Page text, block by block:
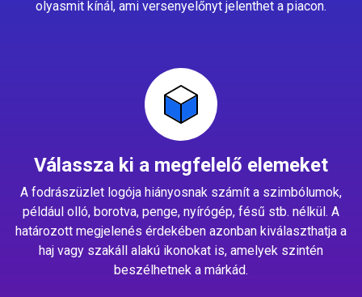
olyasmit kínál, ami versenyelőnyt jelenthet a piacon.
Válassza ki a megfelelő elemeket
A fodrászüzlet logója hiányosnak számít a szimbólumok,
például olló, borotva, penge, nyírógép, fésű stb. nélkül. A
határozott megjelenés érdekében azonban kiválaszthatja a
haj vagy szakáll alakú ikonokat is, amelyek szintén
beszélhetnek a márkád.